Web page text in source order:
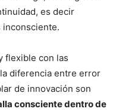
es decir
inconsciente.
flexible con las
diferencia entre error
de innovación son
consciente dentro de